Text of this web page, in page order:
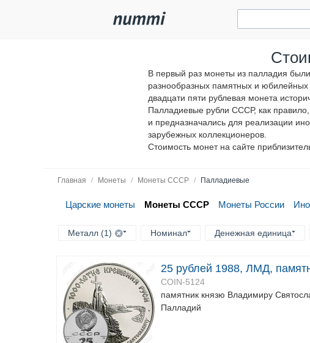
В первый раз монеты из палладия
разнообразных памятных и
двадцати пяти рублевая монета
Палладиевые рубли СССР, как
и предназначались для реализации
зарубежных коллекционеров.
Стоимость монет на сайте
Главная / Монеты / Монеты СССР / Палладиевые
Царские монеты Монеты СССР Монеты России
Металл (1) Номинал Денежная единица
25 рублей 1988, ЛМД,
COIN-5124
памятник князю Владимиру
Палладий